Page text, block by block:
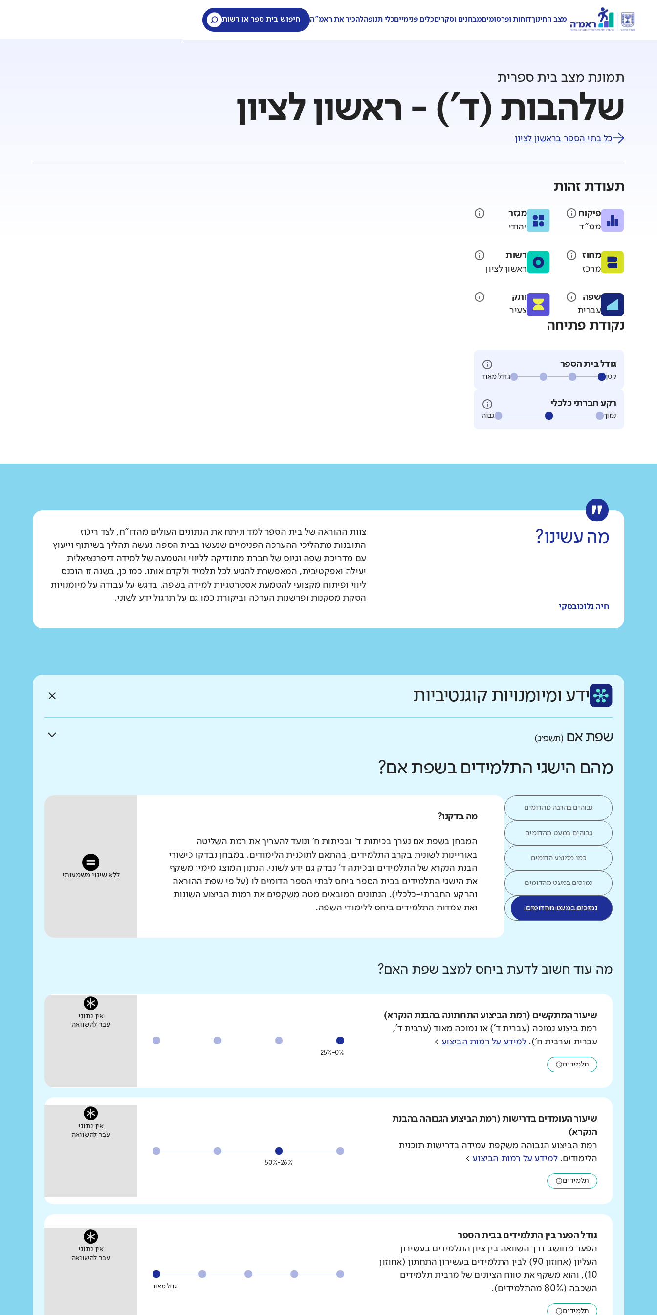
מצב החינוךדוחות ופרסומיםמבחנים וסקריםכלים פנימייםכלי תנופהלהכיר את ראמ"ה חיפוש בית ספר או רשות
תמונת מצב בית ספרית
שלהבות (ד') - ראשון לציון
כל בתי הספר בראשון לציון
תעודת זהות
פיקוח
ממ"ד
מגזר
יהודי
מחוז
מרכז
רשות
ראשון לציון
שפה
עברית
ותק
צעיר
נקודת פתיחה
גודל בית הספר
גדול מאוד קטן
רקע חברתי כלכלי
גבוה נמוך
מה עשינו?
חיה גלוכובסקי
צוות ההוראה של בית הספר למד וניתח את הנתונים העולים מהדו"ח, לצד ריכוז
התובנות מתהליכי ההערכה הפנימיים שנעשו בבית הספר. נעשה תהליך בשיתוף וייעוץ
עם מדריכת שפה וגיוס של חברת מתודיקה לליווי והטמעה של למידה דיפרנציאלית
יעילה ואפקטיבית, המאפשרת להגיע לכל תלמיד ולקדם אותו. כמו כן, בשנה זו הוכנס
ליווי ופיתוח מקצועי להטמעת אסטרטגיות למידה בשפה. בדגש על עבודה על מיומנויות
הסקת מסקנות ופרשנות הערכה וביקורת כמו גם על תרגול ידע לשוני.
ידע ומיומנויות קוגנטיביות
שפת אם (תשפ״ג)
מהם הישגי התלמידים בשפת אם?
גבוהים בהרבה מהדומים
גבוהים במעט מהדומים
כמו ממוצע הדומים
נמוכים במעט מהדומים
נמוכים במעט מהדומים
נמוכים בהרבה מהדומים
מה בדקנו?
המבחן בשפת אם נערך בכיתות ד' ובכיתות ח' ונועד להעריך את רמת השליטה
באוריינות לשונית בקרב התלמידים, בהתאם לתוכנית הלימודים. במבחן נבדקו כישורי
הבנת הנקרא של התלמידים ובכיתה ד' נבדק גם ידע לשוני. הנתון המוצג מימין משקף
את הישגי התלמידים בבית הספר ביחס לבתי הספר הדומים לו (על פי שפת ההוראה
והרקע החברתי-כלכלי). הנתונים המובאים מטה משקפים את רמות הביצוע השונות
ואת עמדות התלמידים ביחס ללימודי השפה.
ללא שינוי משמעותי
מה עוד חשוב לדעת ביחס למצב שפת האם?
שיעור המתקשים (רמת הביצוע התחתונה בהבנת הנקרא)
רמת ביצוע נמוכה (עברית ד') או נמוכה מאוד (ערבית ד',
עברית וערבית ח').למידע על רמות הביצוע >
תלמידים
0%-25%
אין נתוני
עבר להשוואה
שיעור העומדים בדרישות (רמת הביצוע הגבוהה בהבנת
הנקרא)
רמת הביצוע הגבוהה משקפת עמידה בדרישות תוכנית
הלימודים.למידע על רמות הביצוע >
תלמידים
26%-50%
אין נתוני
עבר להשוואה
גודל הפער בין התלמידים בבית הספר
הפער מחושב דרך השוואה בין ציון התלמידים בעשירון
העליון (אחוזון 90) לבין התלמידים בעשירון התחתון (אחוזון
10), והוא משקף את טווח הציונים של מרבית תלמידים
השכבה (80% מהתלמידים).
תלמידים
גדול מאוד
אין נתוני
עבר להשוואה